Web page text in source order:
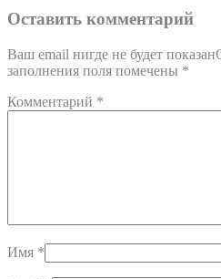
Оставить комментарий
Ваш email нигде не будет
заполнения поля помечены *
Комментарий *
Имя *